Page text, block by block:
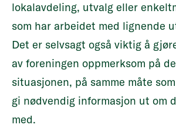
lokalavdeling, utvalg eller
som har arbeidet med lignende
Det er selvsagt også viktig å
av foreningen oppmerksom på
situasjonen, på samme måte
gi nødvendig informasjon ut om
med.